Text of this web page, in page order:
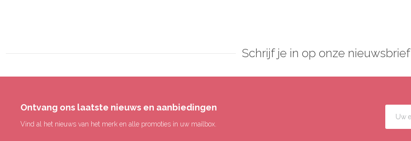
Schrijf je in op onze nieuwsbrief
Ontvang ons laatste nieuws en aanbiedingen
Vind al het nieuws van het merk en alle promoties in uw mailbox.